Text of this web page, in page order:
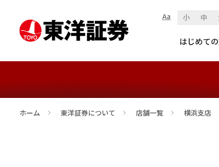
Aa 小 中
はじめて
横浜支店
ホーム >
東洋証券について >
店舗一覧 >
横浜支店